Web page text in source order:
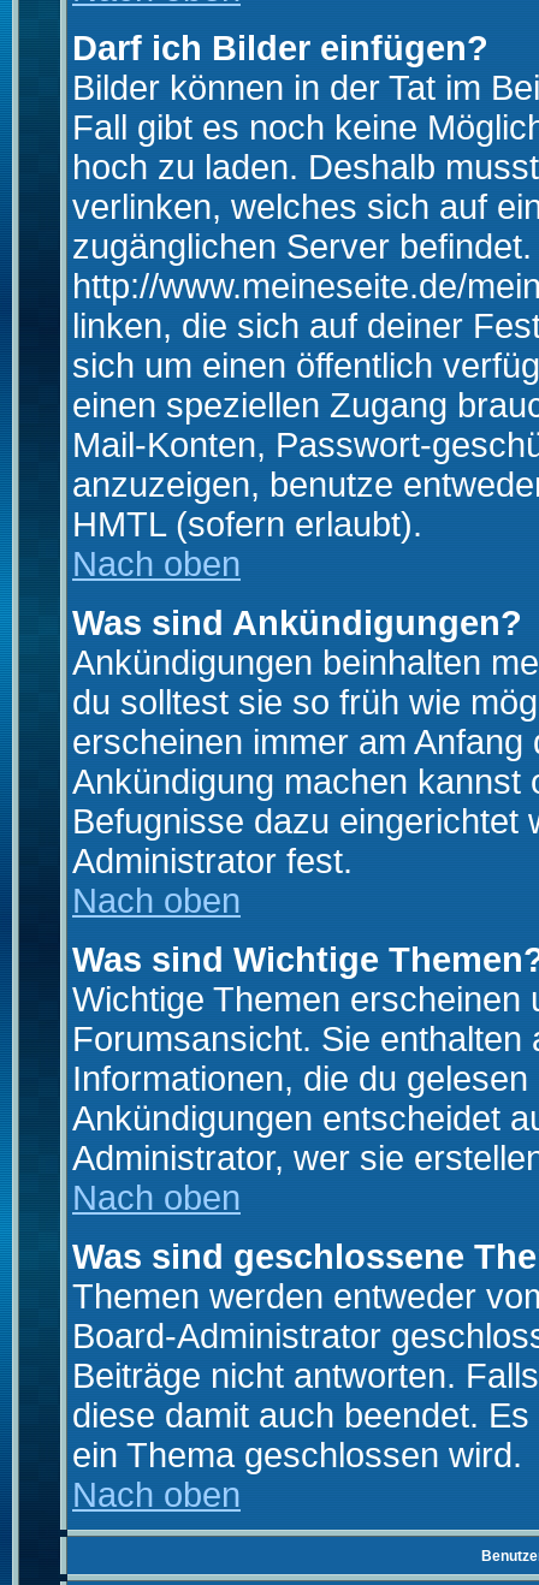
Darf ich Bilder einfügen?
Bilder können in der Tat im
Fall gibt es noch keine
hoch zu laden. Deshalb
verlinken, welches sich auf
zugänglichen Server
http://www.meineseite.de/
linken, die sich auf deiner
sich um einen öffentlich
einen speziellen Zugang
Mail-Konten, Passwort-
anzuzeigen, benutze
HMTL (sofern erlaubt).
Nach oben
Was sind Ankündigungen?
Ankündigungen beinhalten
du solltest sie so früh wie
erscheinen immer am
Ankündigung machen kannst
Befugnisse dazu eingerichtet
Administrator fest.
Nach oben
Was sind Wichtige
Wichtige Themen erscheinen
Forumsansicht. Sie
Informationen, die du
Ankündigungen entscheidet
Administrator, wer sie
Nach oben
Was sind geschlossene
Themen werden entweder
Board-Administrator
Beiträge nicht antworten.
diese damit auch beendet.
ein Thema geschlossen wird.
Nach oben